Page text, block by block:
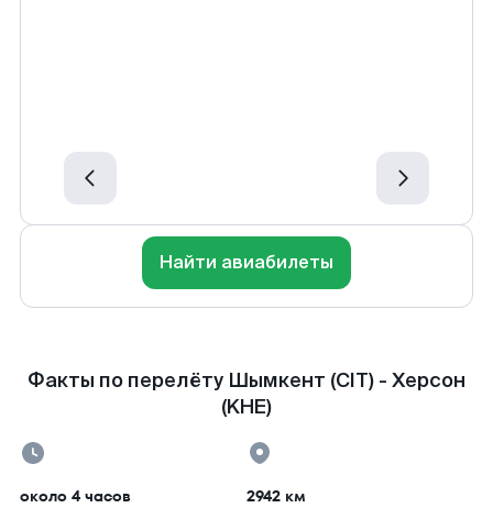
Найти авиабилеты
Факты по перелёту Шымкент (CIT) - Херсон
(KHE)
около 4 часов 2942 км